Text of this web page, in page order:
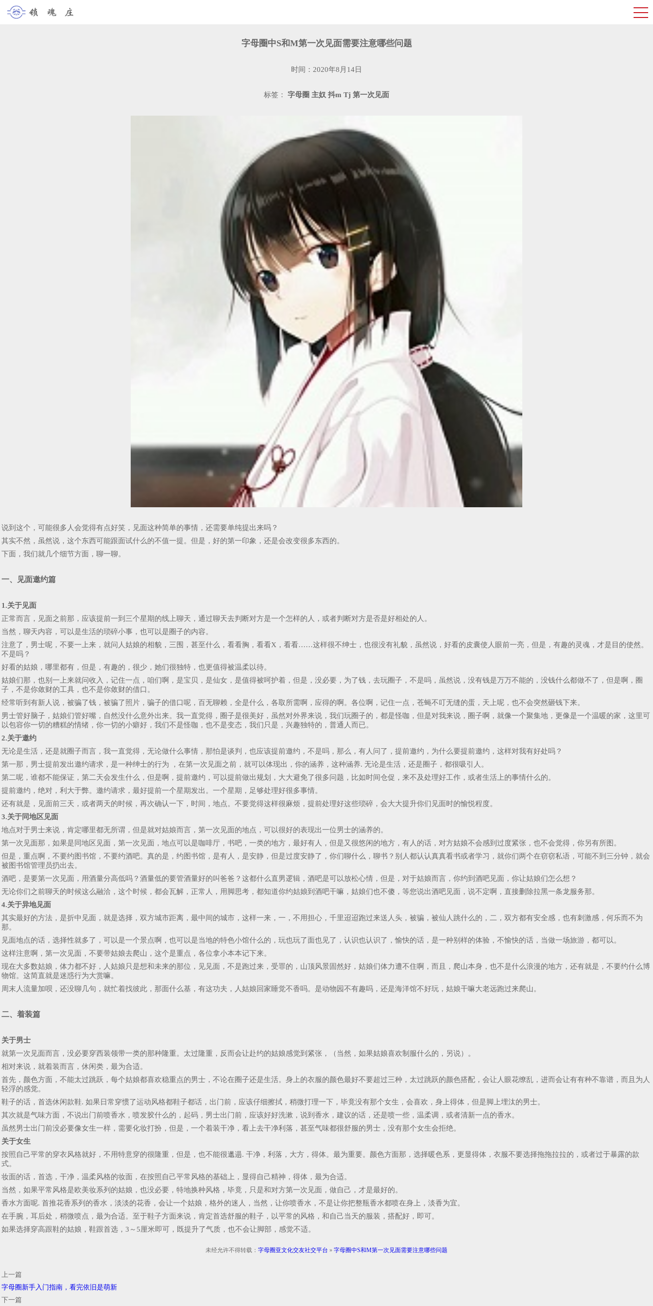
字母圈中S和M第一次见面需要注意哪些问题
时间：2020年8月14日
标签： 字母圈 主奴 抖m Tj 第一次见面
说到这个，可能很多人会觉得有点好笑，见面这种简单的事情，还需要单纯提出来吗？
其实不然，虽然说，这个东西可能跟面试什么的不值一提。但是，好的第一印象，还是会改变很多东西的。
下面，我们就几个细节方面，聊一聊。
一、见面邀约篇
1.关于见面
正常而言，见面之前那，应该提前一到三个星期的线上聊天，通过聊天去判断对方是一个怎样的人，或者判断对方是否是好相处的人。
当然，聊天内容，可以是生活的琐碎小事，也可以是圈子的内容。
注意了，男士呢，不要一上来，就问人姑娘的相貌，三围，甚至什么，看看胸，看看X，看看……这样很不绅士，也很没有礼貌，虽然说，好看的皮囊使人眼前一亮，但是，有趣的灵魂，才是目的使然。
不是吗？
好看的姑娘，哪里都有，但是，有趣的，很少，她们很独特，也更值得被温柔以待。
姑娘们那，也别一上来就问收入，记住一点，咱们啊，是宝贝，是仙女，是值得被呵护着，但是，没必要，为了钱，去玩圈子，不是吗，虽然说，没有钱是万万不能的，没钱什么都做不了，但是啊，圈
子，不是你敛财的工具，也不是你敛财的借口。
经常听到有新人说，被骗了钱，被骗了照片，骗子的借口呢，百无聊赖，全是什么，各取所需啊，应得的啊。各位啊，记住一点，苍蝇不叮无缝的蛋，天上呢，也不会突然砸钱下来。
男士管好脑子，姑娘们管好嘴，自然没什么意外出来。我一直觉得，圈子是很美好，虽然对外界来说，我们玩圈子的，都是怪咖，但是对我来说，圈子啊，就像一个聚集地，更像是一个温暖的家，这里可
以包容你一切的糟糕的情绪，你一切的小癖好，我们不是怪咖，也不是变态，我们只是，兴趣独特的，普通人而已。
2.关于邀约
无论是生活，还是就圈子而言，我一直觉得，无论做什么事情，那怕是谈判，也应该提前邀约，不是吗，那么，有人问了，提前邀约，为什么要提前邀约，这样对我有好处吗？
第一那，男士提前发出邀约请求，是一种绅士的行为 ，在第一次见面之前，就可以体现出，你的涵养，这种涵养. 无论是生活，还是圈子，都很吸引人。
第二呢，谁都不能保证，第二天会发生什么，但是啊，提前邀约，可以提前做出规划，大大避免了很多问题，比如时间仓促，来不及处理好工作，或者生活上的事情什么的。
提前邀约，绝对，利大于弊。邀约请求，最好提前一个星期发出。一个星期，足够处理好很多事情。
还有就是，见面前三天，或者两天的时候，再次确认一下，时间，地点。不要觉得这样很麻烦，提前处理好这些琐碎，会大大提升你们见面时的愉悦程度。
3.关于同地区见面
地点对于男士来说，肯定哪里都无所谓，但是就对姑娘而言，第一次见面的地点，可以很好的表现出一位男士的涵养的。
第一次见面那，如果是同地区见面，第一次见面，地点可以是咖啡厅，书吧，一类的地方，最好有人，但是又很悠闲的地方，有人的话，对方姑娘不会感到过度紧张，也不会觉得，你另有所图。
但是，重点啊，不要约图书馆，不要约酒吧。真的是，约图书馆，是有人，是安静，但是过度安静了，你们聊什么，聊书？别人都认认真真看书或者学习，就你们两个在窃窃私语，可能不到三分钟，就会
被图书馆管理员扔出去。
酒吧，是要第一次见面，用酒量分高低吗？酒量低的要管酒量好的叫爸爸？这都什么直男逻辑，酒吧是可以放松心情，但是，对于姑娘而言，你约到酒吧见面，你让姑娘们怎么想？
无论你们之前聊天的时候这么融洽，这个时候，都会瓦解，正常人，用脚思考，都知道你约姑娘到酒吧干嘛，姑娘们也不傻，等您说出酒吧见面，说不定啊，直接删除拉黑一条龙服务那。
4.关于异地见面
其实最好的方法，是折中见面，就是选择，双方城市距离，最中间的城市，这样一来，一，不用担心，千里迢迢跑过来送人头，被骗，被仙人跳什么的，二，双方都有安全感，也有刺激感，何乐而不为
那。
见面地点的话，选择性就多了，可以是一个景点啊，也可以是当地的特色小馆什么的，玩也玩了面也见了，认识也认识了，愉快的话，是一种别样的体验，不愉快的话，当做一场旅游，都可以。
这样注意啊，第一次见面，不要带姑娘去爬山，这个是重点，各位拿小本本记下来。
现在大多数姑娘，体力都不好，人姑娘只是想和未来的那位，见见面，不是跑过来，受罪的，山顶风景固然好，姑娘们体力遭不住啊，而且，爬山本身，也不是什么浪漫的地方，还有就是，不要约什么博
物馆。这简直就是迷惑行为大赏嘛。
周末人流量加呗，还没聊几句，就忙着找彼此，那面什么基，有这功夫，人姑娘回家睡觉不香吗。是动物园不有趣吗，还是海洋馆不好玩，姑娘干嘛大老远跑过来爬山。
二、着装篇
关于男士
就第一次见面而言，没必要穿西装领带一类的那种隆重。太过隆重，反而会让赴约的姑娘感觉到紧张，（当然，如果姑娘喜欢制服什么的，另说）。
相对来说，就着装而言，休闲类，最为合适。
首先，颜色方面，不能太过跳跃，每个姑娘都喜欢稳重点的男士，不论在圈子还是生活。身上的衣服的颜色最好不要超过三种，太过跳跃的颜色搭配，会让人眼花缭乱，进而会让有有种不靠谱，而且为人
轻浮的感觉。
鞋子的话，首选休闲款鞋. 如果日常穿惯了运动风格都鞋子都话，出门前，应该仔细擦拭，稍微打理一下，毕竟没有那个女生，会喜欢，身上得体，但是脚上埋汰的男士。
其次就是气味方面，不说出门前喷香水，喷发胶什么的，起码，男士出门前，应该好好洗漱，说到香水，建议的话，还是喷一些，温柔调，或者清新一点的香水。
虽然男士出门前没必要像女生一样，需要化妆打扮，但是，一个着装干净，看上去干净利落，甚至气味都很舒服的男士，没有那个女生会拒绝。
关于女生
按照自己平常的穿衣风格就好，不用特意穿的很隆重，但是，也不能很邋遢. 干净，利落，大方，得体。最为重要。颜色方面那，选择暖色系，更显得体，衣服不要选择拖拖拉拉的，或者过于暴露的款
式。
妆面的话，首选，干净，温柔风格的妆面，在按照自己平常风格的基础上，显得自己精神，得体，最为合适。
当然，如果平常风格是欧美妆系列的姑娘，也没必要，特地换种风格，毕竟，只是和对方第一次见面，做自己，才是最好的。
香水方面呢. 首推花香系列的香水，淡淡的花香，会让一个姑娘，格外的迷人，当然，让你喷香水，不是让你把整瓶香水都喷在身上，淡香为宜。
在手腕，耳后处，稍微喷点，最为合适。至于鞋子方面来说，肯定首选舒服的鞋子，以平常的风格，和自己当天的服装，搭配好，即可。
如果选择穿高跟鞋的姑娘，鞋跟首选，3～5厘米即可，既提升了气质，也不会让脚部，感觉不适。
未经允许不得转载： 字母圈亚文化交友社交平台 » 字母圈中S和M第一次见面需要注意哪些问题
上一篇
字母圈新手入门指南，看完依旧是萌新
下一篇